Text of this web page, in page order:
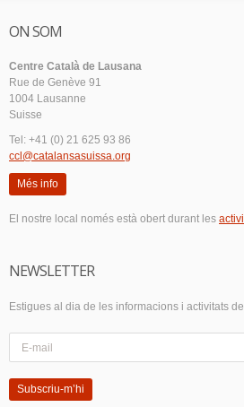
ON SOM
Centre Català de Lausana
Rue de Genève 91
1004 Lausanne
Suisse
Tel: +41 (0) 21 625 93 86
ccl@catalansasuissa.org
Més info
El nostre local només està obert durant les
NEWSLETTER
Estigues al dia de les informacions i activitats
Subscriu-m’hi